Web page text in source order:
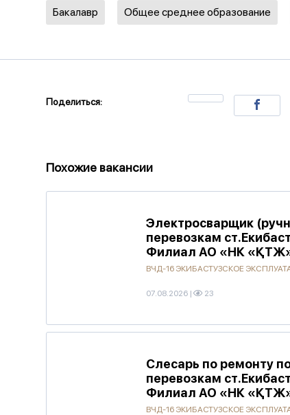
Бакалавр Общее среднее образование
Поделиться:
Похожие вакансии
Электросварщик
перевозкам
Филиал АО «НК «ҚТЖ»
ВЧД-16 ЭКИБАСТУЗСКОЕ
07.08.2026 | 23
Слесарь по ремонту
перевозкам
Филиал АО «НК «ҚТЖ»
ВЧД-16 ЭКИБАСТУЗСКОЕ